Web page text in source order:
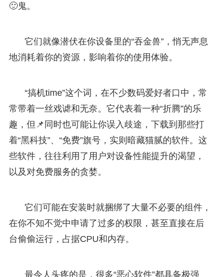
🙂鬼。
它们就像潜伏在你设备里的“吞金兽”，悄无声息
地消耗着你的资源，影响着你的使用体验。
“搞机time”这个词，在不少数码爱好者口中，常
常带着一丝戏谑和无奈。它代表着一种“折腾”的乐
趣，但📌同时也可能让你误入歧途，下载到那些打
着“黑科技”、“免费”旗号，实则暗藏猫腻的软件。这
些软件，往往利用了用户对设备性能提升的渴望，
以及对免费服务的贪婪。
它们可能在安装时就捆绑了大量不必要的组件，
在你不知不觉中申请了过多的权限，甚至直接在后
台偷偷运行，占据CPU和内存。
最令人头疼的是，很多“恶心软件”都具备极强